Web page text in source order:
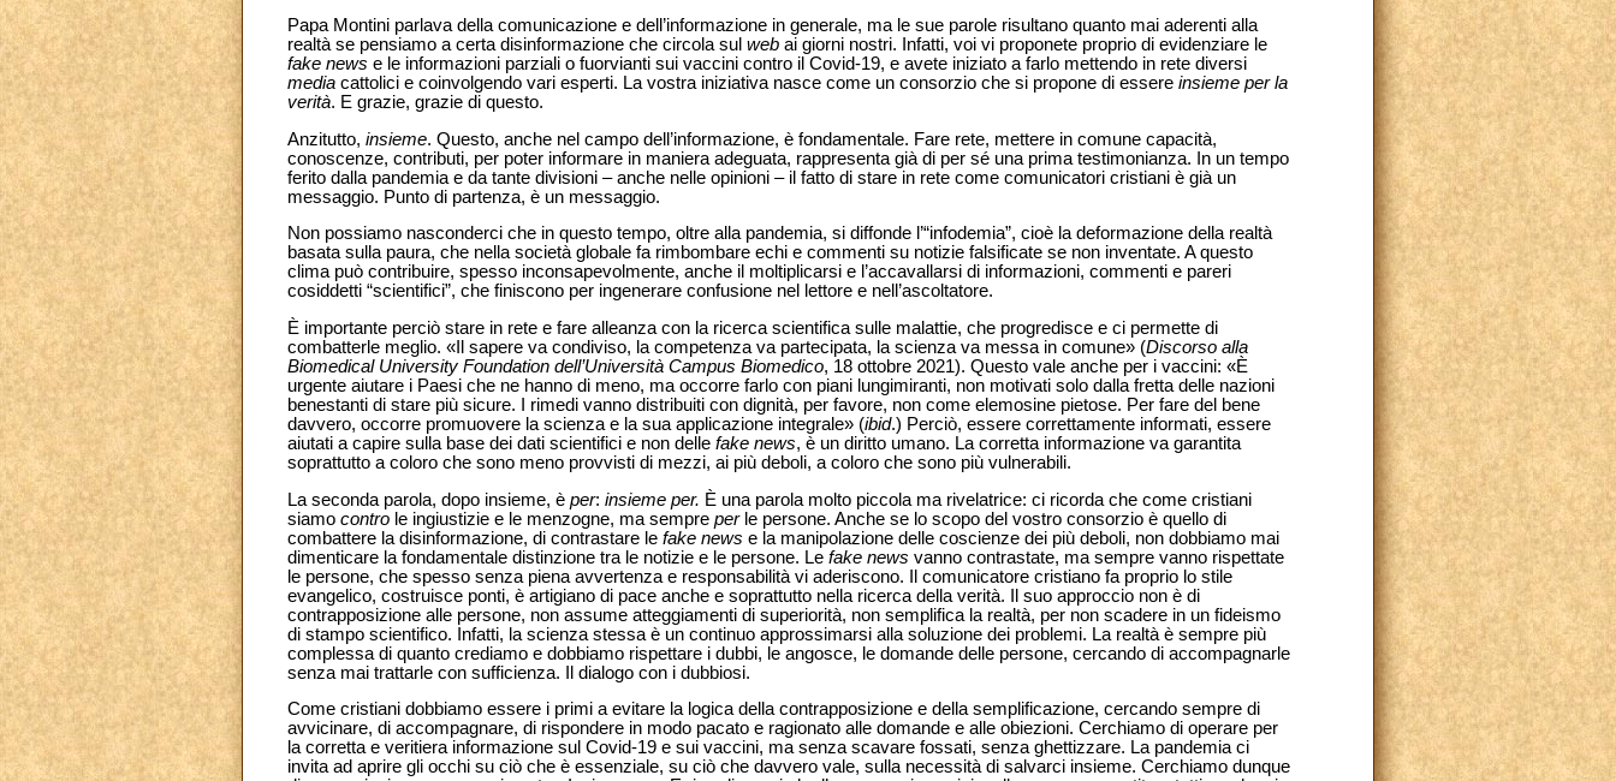
Papa Montini parlava della comunicazione e dell’informazione in generale, ma le sue parole risultano quanto mai aderenti alla
realtà se pensiamo a certa disinformazione che circola sul web ai giorni nostri. Infatti, voi vi proponete proprio di evidenziare le
fake news e le informazioni parziali o fuorvianti sui vaccini contro il Covid-19, e avete iniziato a farlo mettendo in rete diversi
media cattolici e coinvolgendo vari esperti. La vostra iniziativa nasce come un consorzio che si propone di essere insieme per la
verità. E grazie, grazie di questo.
Anzitutto, insieme. Questo, anche nel campo dell’informazione, è fondamentale. Fare rete, mettere in comune capacità,
conoscenze, contributi, per poter informare in maniera adeguata, rappresenta già di per sé una prima testimonianza. In un tempo
ferito dalla pandemia e da tante divisioni – anche nelle opinioni – il fatto di stare in rete come comunicatori cristiani è già un
messaggio. Punto di partenza, è un messaggio.
Non possiamo nasconderci che in questo tempo, oltre alla pandemia, si diffonde l’“infodemia”, cioè la deformazione della realtà
basata sulla paura, che nella società globale fa rimbombare echi e commenti su notizie falsificate se non inventate. A questo
clima può contribuire, spesso inconsapevolmente, anche il moltiplicarsi e l’accavallarsi di informazioni, commenti e pareri
cosiddetti “scientifici”, che finiscono per ingenerare confusione nel lettore e nell’ascoltatore.
È importante perciò stare in rete e fare alleanza con la ricerca scientifica sulle malattie, che progredisce e ci permette di
combatterle meglio. «Il sapere va condiviso, la competenza va partecipata, la scienza va messa in comune» (Discorso alla
Biomedical University Foundation dell’Università Campus Biomedico, 18 ottobre 2021). Questo vale anche per i vaccini: «È
urgente aiutare i Paesi che ne hanno di meno, ma occorre farlo con piani lungimiranti, non motivati solo dalla fretta delle nazioni
benestanti di stare più sicure. I rimedi vanno distribuiti con dignità, per favore, non come elemosine pietose. Per fare del bene
davvero, occorre promuovere la scienza e la sua applicazione integrale» (ibid.) Perciò, essere correttamente informati, essere
aiutati a capire sulla base dei dati scientifici e non delle fake news, è un diritto umano. La corretta informazione va garantita
soprattutto a coloro che sono meno provvisti di mezzi, ai più deboli, a coloro che sono più vulnerabili.
La seconda parola, dopo insieme, è per: insieme per. È una parola molto piccola ma rivelatrice: ci ricorda che come cristiani
siamo contro le ingiustizie e le menzogne, ma sempre perle persone. Anche se lo scopo del vostro consorzio è quello di
combattere la disinformazione, di contrastare le fake news e la manipolazione delle coscienze dei più deboli, non dobbiamo mai
dimenticare la fondamentale distinzione tra le notizie e le persone. Le fake news vanno contrastate, ma sempre vanno rispettate
le persone, che spesso senza piena avvertenza e responsabilità vi aderiscono. Il comunicatore cristiano fa proprio lo stile
evangelico, costruisce ponti, è artigiano di pace anche e soprattutto nella ricerca della verità. Il suo approccio non è di
contrapposizione alle persone, non assume atteggiamenti di superiorità, non semplifica la realtà, per non scadere in un fideismo
di stampo scientifico. Infatti, la scienza stessa è un continuo approssimarsi alla soluzione dei problemi. La realtà è sempre più
complessa di quanto crediamo e dobbiamo rispettare i dubbi, le angosce, le domande delle persone, cercando di accompagnarle
senza mai trattarle con sufficienza. Il dialogo con i dubbiosi.
Come cristiani dobbiamo essere i primi a evitare la logica della contrapposizione e della semplificazione, cercando sempre di
avvicinare, di accompagnare, di rispondere in modo pacato e ragionato alle domande e alle obiezioni. Cerchiamo di operare per
la corretta e veritiera informazione sul Covid-19 e sui vaccini, ma senza scavare fossati, senza ghettizzare. La pandemia ci
invita ad aprire gli occhi su ciò che è essenziale, su ciò che davvero vale, sulla necessità di salvarci insieme. Cerchiamo dunque